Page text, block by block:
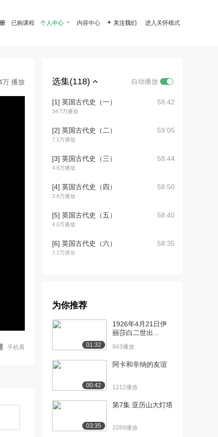
已购课程 个人中心  内容中心  关注我们 进入关怀模式
万 播放
手机看
选集(118) 自动播放
[1] 英国古代史（一）
34.7万播放
58:42
[2] 英国古代史（二）
7.1万播放
59:05
[3] 英国古代史（三）
4.8万播放
58:44
[4] 英国古代史（四）
3.8万播放
58:50
[5] 英国古代史（五）
4.0万播放
58:40
[6] 英国古代史（六）
3.2万播放
58:35
[8] 英国古代史（八）
3.2万播放
[9] 征服英格兰：黑斯廷斯
58:41
[10] 征服英格兰：黑斯廷
59:00
[11] 征服英格兰：黑斯廷
58:57
为你推荐
01:32
1926年4月21日伊
丽莎白二世出...
943播放
00:42
阿卡和辛纳的友谊
1212播放
03:35
第7集 亚历山大灯塔
2269播放